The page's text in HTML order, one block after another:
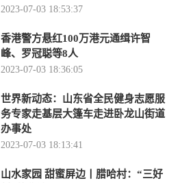
2023-07-03 18:53:37
香港警方悬红100万港元通缉许智
峰、罗冠聪等8人
2023-07-03 18:36:05
世界新动态：山东省全民健身志愿服
务专家走基层大篷车走进卧龙山街道
办事处
2023-07-03 18:13:41
山水家园 甜蜜屏边丨腊哈村：“三好